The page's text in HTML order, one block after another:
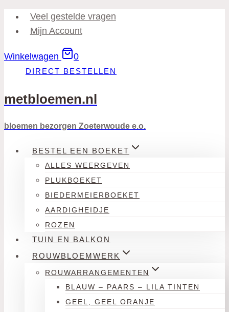
Doorgaan
naar
Veel gestelde vragen
Mijn Account
Winkelwagen 0
DIRECT BESTELLEN
metbloemen.nl
bloemen bezorgen Zoeterwoude e.o.
BESTEL EEN BOEKET
ALLES WEERGEVEN
PLUKBOEKET
BIEDERMEIERBOEKET
AARDIGHEIDJE
ROZEN
TUIN EN BALKON
ROUWBLOEMWERK
ROUWARRANGEMENTEN
BLAUW – PAARS – LILA TINTEN
GEEL, GEEL ORANJE